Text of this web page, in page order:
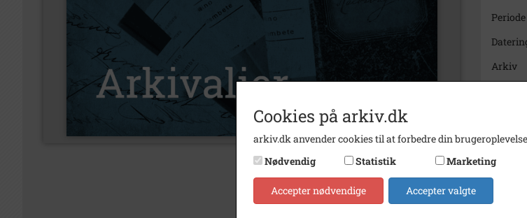
Periode
Arkiv
3
Cookies på arkiv.dk
arkiv.dk anvender cookies til at forbedre din
Nødvendig
Statistik Marketing
Accepter nødvendige Accepter valgte